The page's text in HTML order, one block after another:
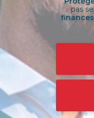
pas
finances